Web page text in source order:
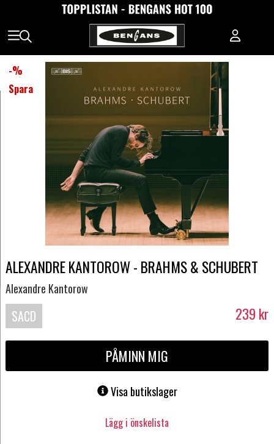
-%
Spara
ALEXANDRE KANTOROW - BRAHMS & SCHUBERT
Alexandre Kantorow
SACD 239 kr
PÅMINN MIG
Visa butikslager
Lägg i önskelista